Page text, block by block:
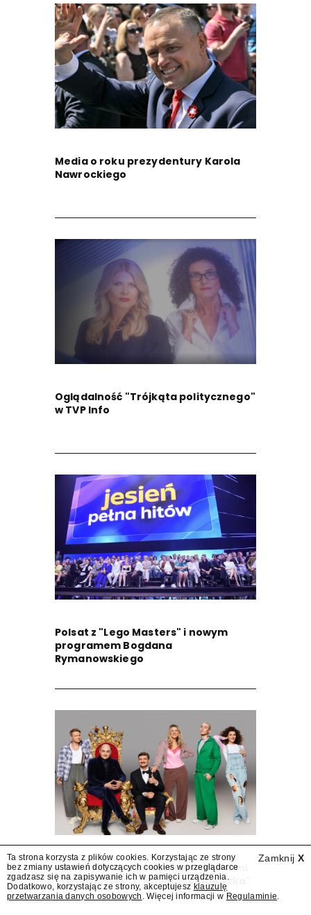
Media o roku prezydentury Karola
Nawrockiego
Oglądalność "Trójkąta politycznego"
w TVP Info
Polsat z "Lego Masters" i nowym
programem Bogdana
Rymanowskiego
Jesień w TVN z nowymi programami
"Taskmaster" i "Nowa Szelągowska"
Zamknij X
Ta strona korzysta z plików cookies. Korzystając ze strony
bez zmiany ustawień dotyczących cookies w przeglądarce
zgadzasz się na zapisywanie ich w pamięci urządzenia.
Dodatkowo, korzystając ze strony, akceptujesz klauzulę
przetwarzania danych osobowych . Więcej informacji w Regulaminie.